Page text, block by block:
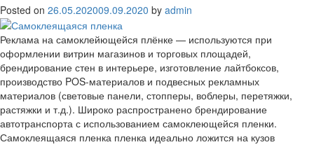
Posted on 26.05.202009.09.2020 by admin
Реклама на самоклейющейся плёнке — используются при
оформлении витрин магазинов и торговых площадей,
брендирование стен в интерьере, изготовление лайтбоксов,
производство POS-материалов и подвесных рекламных
материалов (световые панели, стопперы, воблеры, перетяжки,
растяжки и т.д.). Широко распространено брендирование
автотранспорта с использованием самоклеющейся пленки.
Самоклеящаяся пленка пленка идеально ложится на кузов